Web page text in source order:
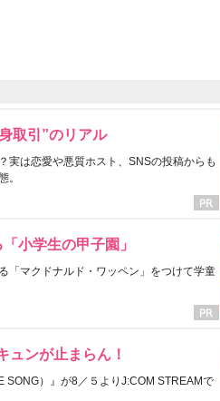
取引”のリアル
実は恋愛や悪質ホスト、SNSの投稿からも
。
小学生の甲子園」
「マクドナルド・ワッペン」をつけて学童
ュンが止まらん！
SONG）』が8／５よりJ:COM STREAMで